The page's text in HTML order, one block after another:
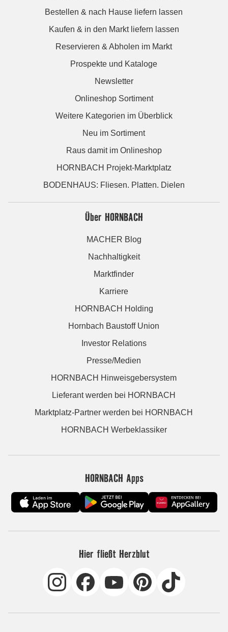
Bestellen & nach Hause liefern lassen
Kaufen & in den Markt liefern lassen
Reservieren & Abholen im Markt
Prospekte und Kataloge
Newsletter
Onlineshop Sortiment
Weitere Kategorien im Überblick
Neu im Sortiment
Raus damit im Onlineshop
HORNBACH Projekt-Marktplatz
BODENHAUS: Fliesen. Platten. Dielen
Über HORNBACH
MACHER Blog
Nachhaltigkeit
Marktfinder
Karriere
HORNBACH Holding
Hornbach Baustoff Union
Investor Relations
Presse/Medien
HORNBACH Hinweisgebersystem
Lieferant werden bei HORNBACH
Marktplatz-Partner werden bei HORNBACH
HORNBACH Werbeklassiker
HORNBACH Apps
Hier fließt Herzblut